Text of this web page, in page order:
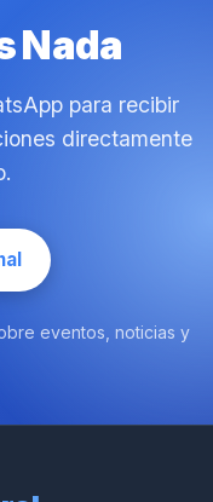
Nada
para recibir
directamente
eventos, noticias y